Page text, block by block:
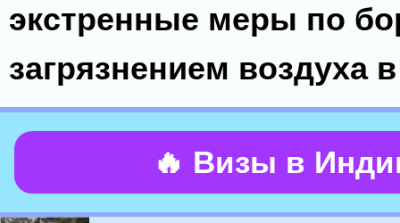
экстренные меры по
загрязнением воздуха
🔥 Визы в